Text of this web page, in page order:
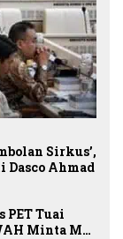
Sirkus’,
Ahmad
PET Tuai
Minta MA